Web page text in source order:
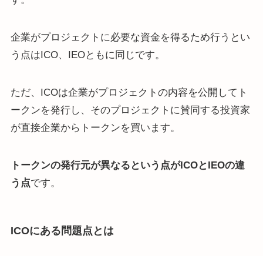
企業がプロジェクトに必要な資金を得るため行うとい
う点はICO、IEOともに同じです。
ただ、ICOは企業がプロジェクトの内容を公開してト
ークンを発行し、そのプロジェクトに賛同する投資家
が直接企業からトークンを買います。
トークンの発行元が異なるという点がICOとIEOの違
う点です。
ICOにある問題点とは